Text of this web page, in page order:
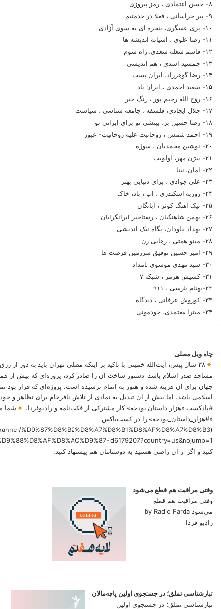
۸- حسن اعتمادی ، رمز پیروزی
۹- پیر خراسانی ، فعلا در خدمتیم
۱۰- پری عسگری، پنجره ای به سوی آزادی
۱۱- رضا علوی ، آشیانه اندیشه ها
۱۲- قاسم شعله سعدی، راه سوم
۱۳- جمشید اسدی ، هم اندیشی
۱۴- رضا گوهرزاد، ایران پست
۱۵- سعید احمدی ، ایران پاد
۱۶- روح الله رحیم پور ، زنگ خبر
۱۷- جلال ایجادی، فلسفه ، جامعه شناسی ، سیاست
۱۸- رضا حسین بر، بینشی نو برای ایرانی نو
۱۹- احمد شمس ، روحانیت علیه روحانیت- عبور
۲۰- نوشین محمدیان ، سوژه
۲۱- بیژن مهر، اولویت
۲۲- امان، نینا
۲۳- علی جوادی ، برای دنیایی بهتر
۲۴- روزبه اسکندری ، آب ، باد، خاک
۲۵- نیک آهنگ کوثر ، آبانگان
۲۶- بهمن شاهنگیان ، رستاخیز ایرانگرایان
۲۷- بهداد جاودان، پگاه نیک اندیشی
۲۸- مینو همتی ، رهایی زن
۲۹- امیر حسین توفیق سرزمین فرصت ها
۳۰- سید مهدی موسوی بامداد
۳۱- کشیش هرمز ، شبکه ۷
۳۲-بهنام پارسی ، ۹۱۱
۳۳- کوروش عرفانی ، دیدگاه
۳۴- میترا معتمدی، خودمونی
چاه ویل مصلی
۳۸ سال پیش، آیت‌الله خمینی با تاکید بر اینکه مصلی تهران باید به دور از
مساجد صدر اسلام باشد، دستور ساخت آن را صادر کرد، پروژه‌ای که بیش از
جهان برای آن هزینه شده و هنوز به اتمام نرسیده است. پروژه‌ای که قرار بود
اسلامی باشد، اما بیش از آن تبدیل به نمادی از تلاش نافرجام برای تظاهر و
#پادکست «هزار داستان بودجه» کار مشترکی از فکت‌نامه و رادیوفردا.
شما
«#هزار_داستان_بودجه» را در کست‌باکس
%D9%87%D8%B2%D8%A7%D8%B1%D8%AF%D8%A7%D8%B3
کنید و اگر از آن راضی هستید به دوستانتان هم پیشنهاد کنید.
وقتی مراقبت هم قطع می‌شود
وقتی مراقبت هم قطع
می‌شود by Radio Farda
رادیو فردا
تبارشناسی تملق؛ در جستجوی اولین‌ پاچه‌مالان
تبارشناسی تملق؛ در جستجوی اولین‌